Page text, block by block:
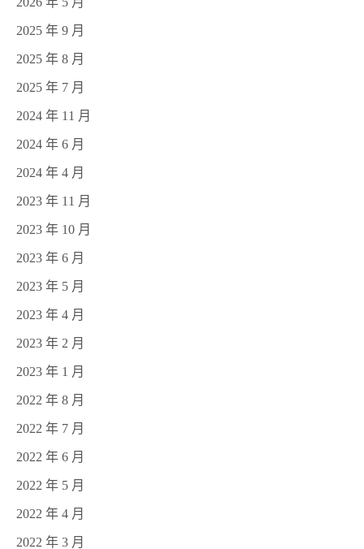
2025 年 9 月
2025 年 8 月
2025 年 7 月
2024 年 11 月
2024 年 6 月
2024 年 4 月
2023 年 11 月
2023 年 10 月
2023 年 6 月
2023 年 5 月
2023 年 4 月
2023 年 2 月
2023 年 1 月
2022 年 8 月
2022 年 7 月
2022 年 6 月
2022 年 5 月
2022 年 4 月
2022 年 3 月